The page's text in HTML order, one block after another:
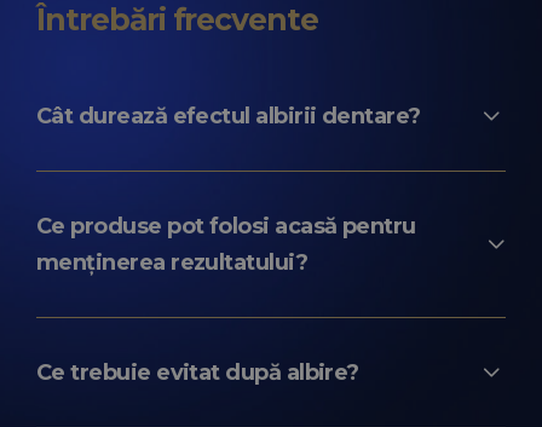
Întrebări frecvente
Cât durează efectul albirii dentare?
dietă, igienă orală și obiceiuri personale.
Ce produse pot folosi acasă pentru
menținerea rezultatului?
coloranți și, la recomandarea medicului,
Ce trebuie evitat după albire?